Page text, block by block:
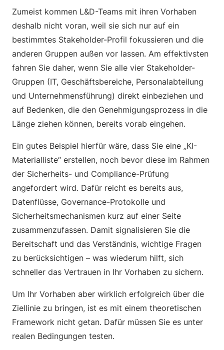
Zumeist kommen L&D-Teams mit ihren Vorhaben
deshalb nicht voran, weil sie sich nur auf ein
bestimmtes Stakeholder-Profil fokussieren und die
anderen Gruppen außen vor lassen. Am effektivsten
fahren Sie daher, wenn Sie alle vier Stakeholder-
Gruppen (IT, Geschäftsbereiche, Personalabteilung
und Unternehmensführung) direkt einbeziehen und
auf Bedenken, die den Genehmigungsprozess in die
Länge ziehen können, bereits vorab eingehen.
Ein gutes Beispiel hierfür wäre, dass Sie eine „KI-
Materialliste“ erstellen, noch bevor diese im Rahmen
der Sicherheits- und Compliance-Prüfung
angefordert wird. Dafür reicht es bereits aus,
Datenflüsse, Governance-Protokolle und
Sicherheitsmechanismen kurz auf einer Seite
zusammenzufassen. Damit signalisieren Sie die
Bereitschaft und das Verständnis, wichtige Fragen
zu berücksichtigen – was wiederum hilft, sich
schneller das Vertrauen in Ihr Vorhaben zu sichern.
Um Ihr Vorhaben aber wirklich erfolgreich über die
Ziellinie zu bringen, ist es mit einem theoretischen
Framework nicht getan. Dafür müssen Sie es unter
realen Bedingungen testen.